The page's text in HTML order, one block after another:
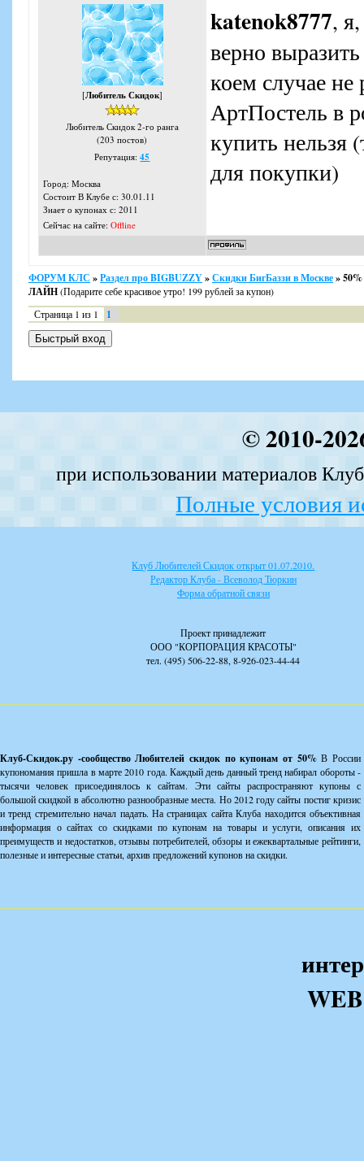
[Любитель Скидок]
Любитель Скидок 2-го ранга
(203 постов)
Репутация:45
Город: Москва
Состоит В Клубе с: 30.01.11
Знает о купонах с: 2011
Сейчас на сайте: Offline
katenok8777,
верно
коем случае
АртПостель в
купить нельзя
для покупки)
ФОРУМ КЛС »Раздел про BIGBUZZY»Скидки БигБаззи в Москве»
ЛАЙН(Подарите себе красивое утро! 199 рублей за купон)
Страница 1 из 1 1
© 2010-
при использовании материалов
Полные условия
Клуб Любителей Скидок открыт 01.07.2010.
Редактор Клуба - Всеволод Тюркин
Форма обратной связи
Проект принадлежит
ООО "КОРПОРАЦИЯ КРАСОТЫ"
тел. (495) 506-22-88, 8-926-023-44-44
Клуб-Скидок.ру -сообщество Любителей скидок по купонам от 50%В России
купономания пришла в марте 2010 года. Каждый день данный тренд набирал обороты -
тысячи человек присоединялось к сайтам. Эти сайты распространяют купоны с
большой скидкой в абсолютно разнообразные места. Но 2012 году сайты постиг кризис
и тренд стремительно начал падать. На страницах сайта Клуба находится объективная
информация о сайтах со скидками по купонам на товары и услуги, описания их
преимуществ и недостатков, отзывы потребителей, обзоры и ежеквартальные рейтинги,
полезные и интересные статьи, архив предложений купонов на скидки.